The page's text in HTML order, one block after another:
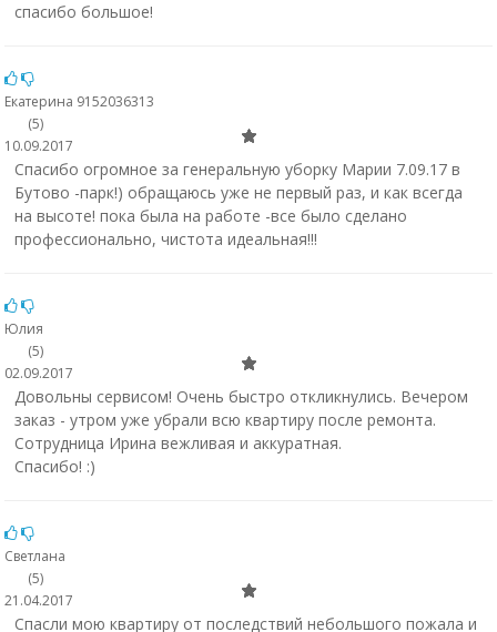
спасибо большое!
Екатерина 9152036313
(5)
10.09.2017
Спасибо огромное за генеральную уборку Марии 7.09.17 в
Бутово -парк!) обращаюсь уже не первый раз, и как всегда
на высоте! пока была на работе -все было сделано
профессионально, чистота идеальная!!!
Юлия
(5)
02.09.2017
Довольны сервисом! Очень быстро откликнулись. Вечером
заказ - утром уже убрали всю квартиру после ремонта.
Сотрудница Ирина вежливая и аккуратная.
Спасибо! :)
Светлана
(5)
21.04.2017
Спасли мою квартиру от последствий небольшого пожала и